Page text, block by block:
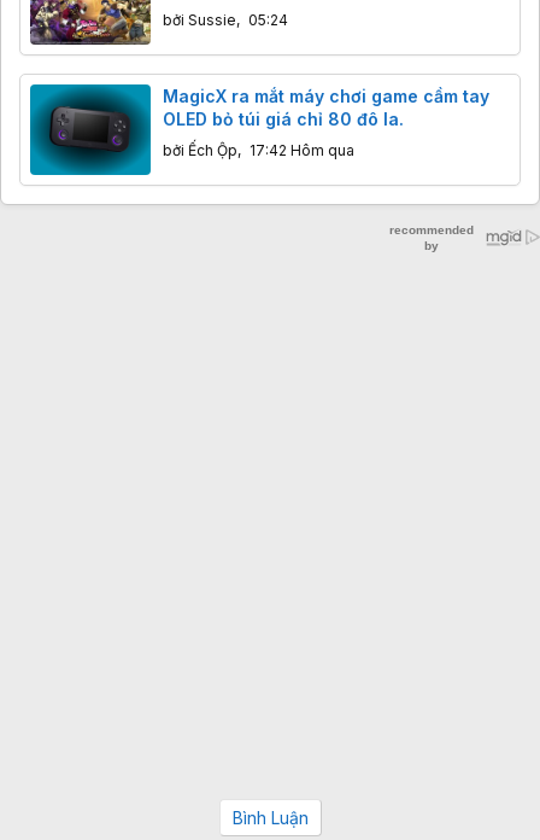
ra mắt toàn cầu 13/8
bởi Sussie, 05:24
MagicX ra mắt máy chơi game cầm tay
OLED bỏ túi giá chỉ 80 đô la.
bởi Ếch Ộp, 17:42 Hôm qua
Bình Luận